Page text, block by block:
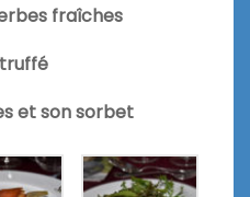
fraîches
et son sorbet